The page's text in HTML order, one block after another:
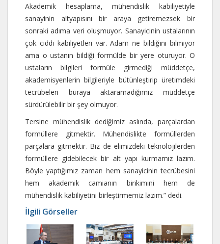
Akademik hesaplama, mühendislik kabiliyetiyle
sanayinin altyapısını bir araya getiremezsek bir
sonraki adıma veri oluşmuyor. Sanayicinin ustalarının
çok ciddi kabiliyetleri var. Adam ne bildiğini bilmiyor
ama o ustanın bildiği formülde bir yere oturuyor. O
ustaların bilgileri formüle girmediği müddetçe,
akademisyenlerin bilgileriyle bütünleştirip üretimdeki
tecrübeleri buraya aktaramadığımız müddetçe
sürdürülebilir bir şey olmuyor.
Tersine mühendislik dediğimiz aslında, parçalardan
formüllere gitmektir. Mühendislikte formüllerden
parçalara gitmektir. Biz de elimizdeki teknolojilerden
formüllere gidebilecek bir alt yapı kurmamız lazım.
Böyle yaptığımız zaman hem sanayicinin tecrübesini
hem akademik camianın birikimini hem de
mühendislik kabiliyetini birleştirmemiz lazım.” dedi.
İlgili Görseller